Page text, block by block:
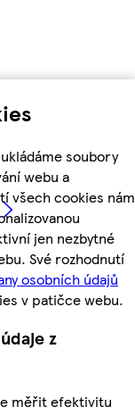
soubory
webu a
všech cookies nám
jen nezbytné
Své rozhodnutí
osobních údajů
v patičce webu.
z
měřit efektivitu